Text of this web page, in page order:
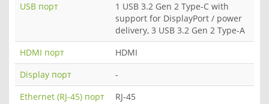
USB порт
1 USB 3.2 Gen 2 Type-C with
support for DisplayPort / power
delivery, 3 USB 3.2 Gen 2 Type-A
HDMI порт
HDMI
Display порт
-
Ethernet (RJ-45) порт
RJ-45